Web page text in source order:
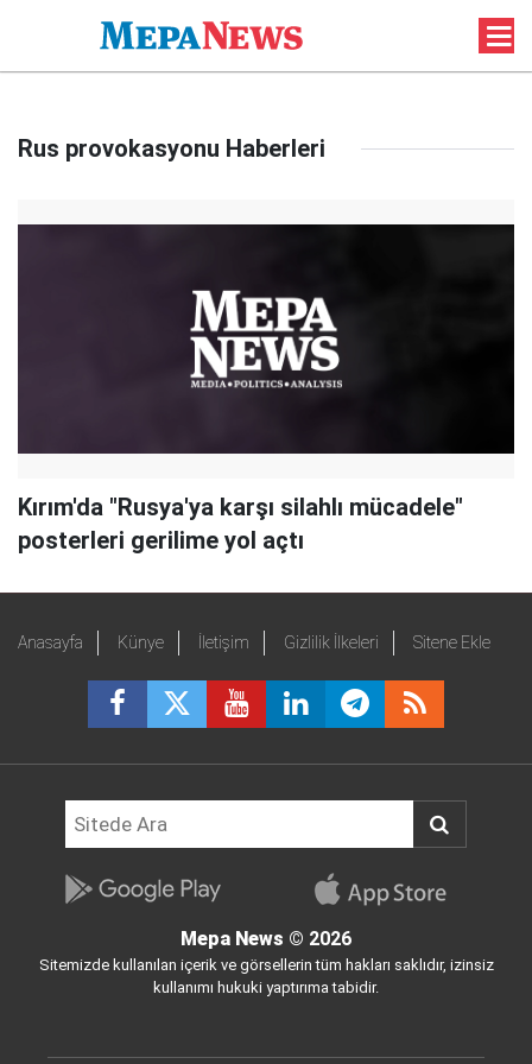
Rus provokasyonu Haberleri
Kırım'da "Rusya'ya karşı silahlı mücadele"
posterleri gerilime yol açtı
Anasayfa Künye İletişim Gizlilik İlkeleri Sitene Ekle
Mepa News © 2026
Sitemizde kullanılan içerik ve görsellerin tüm hakları saklıdır, izinsiz
kullanımı hukuki yaptırıma tabidir.